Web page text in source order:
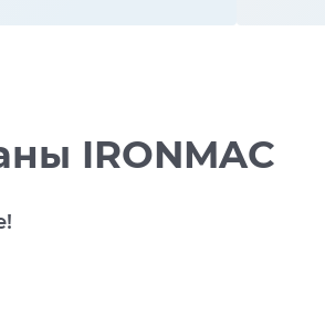
IRONMAC